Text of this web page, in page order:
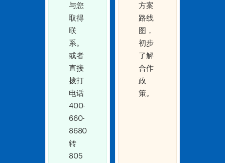
与您
取得
联
系。
或者
直接
拨打
电话
400-
660-
8680
转
805
方案
路线
图，
初步
了解
合作
政
策。